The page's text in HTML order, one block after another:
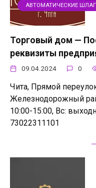
АВТОМАТИЧЕСКИЕ
Торговый дом —
реквизиты
09.04.2024 0
Чита, Прямой
Железнодорожный
10:00-15:00, Вс:
73022311101